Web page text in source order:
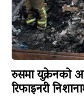
रुसमा युक्रेनको
रिफाइनरी